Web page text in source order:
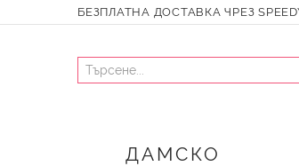
БЕЗПЛАТНА ДОСТАВКА ЧРЕЗ
ДАМСКО